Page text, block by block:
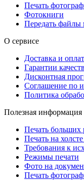
Печать
Фотокниги
Передать файлы
О сервисе
Доставка и
Гарантии
Дисконтная
Соглашение по
Политика
Полезная информация
Печать больших
Печать на
Требования к
Режимы печати
Фото на
Печать